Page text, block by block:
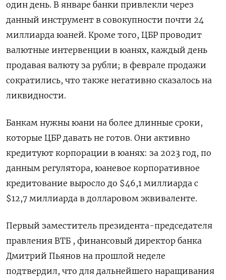
один день. В январе банки привлекли через
данный инструмент в совокупности почти 24
миллиарда юаней. Кроме того, ЦБР проводит
валютные интервенции в юанях, каждый день
продавая валюту за рубли; в феврале продажи
сократились, что также негативно сказалось на
ликвидности.
Банкам нужны юани на более длинные сроки,
которые ЦБР давать не готов. Они активно
кредитуют корпорации в юанях: за 2023 год, по
данным регулятора, юаневое корпоративное
кредитование выросло до $46,1 миллиарда с
$12,7 миллиарда в долларовом эквиваленте.
Первый заместитель президента-председателя
правления ВТБ , финансовый директор банка
Дмитрий Пьянов на прошлой неделе
подтвердил, что для дальнейшего наращивания